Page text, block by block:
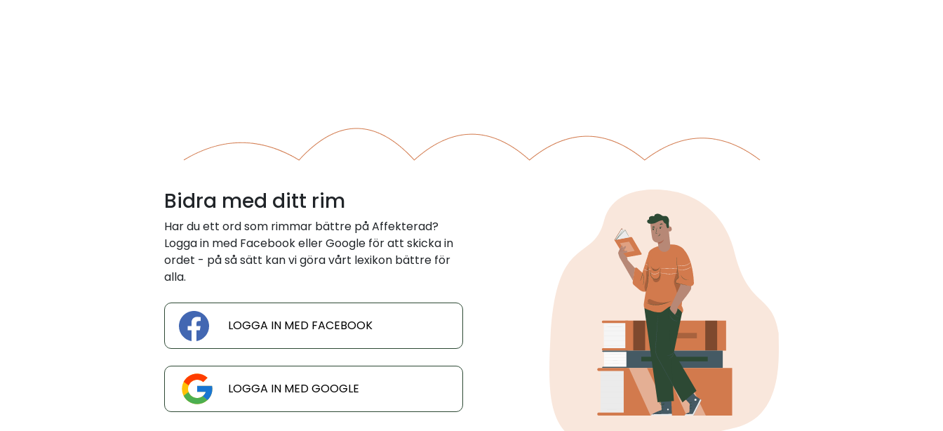
Bidra med ditt rim
Har du ett ord som rimmar bättre på Affekterad?
Logga in med Facebook eller Google för att skicka in
ordet - på så sätt kan vi göra vårt lexikon bättre för
alla.
LOGGA IN MED FACEBOOK
LOGGA IN MED GOOGLE